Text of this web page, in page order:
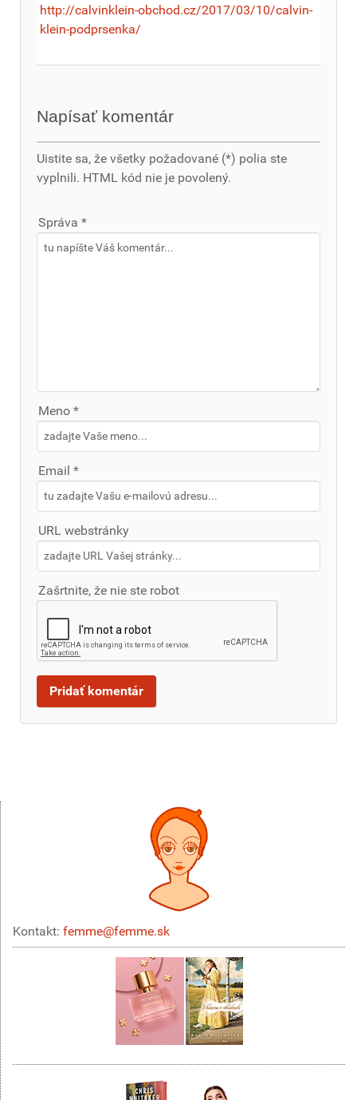
http://calvinklein-obchod.cz/2017/03/10/calvin-
klein-podprsenka/
Napísať komentár
Uistite sa, že všetky požadované (*) polia ste
vyplnili. HTML kód nie je povolený.
Správa *
Meno *
Email *
URL webstránky
Zašrtnite, že nie ste robot
Kontakt: femme@femme.sk